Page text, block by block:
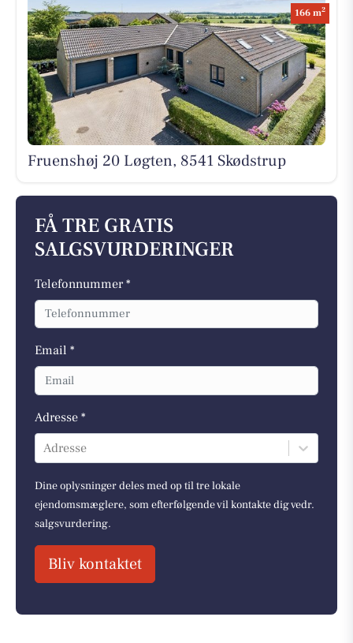
166 m2
Fruenshøj 20 Løgten, 8541 Skødstrup
FÅ TRE GRATIS
SALGSVURDERINGER
Telefonnummer *
Email *
Adresse *
Adresse
Dine oplysninger deles med op til tre lokale
ejendomsmæglere, som efterfølgende vil kontakte dig vedr.
salgsvurdering.
Bliv kontaktet